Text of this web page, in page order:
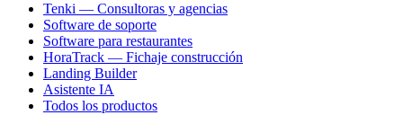
Tenki — Consultoras y agencias
Software de soporte
Software para restaurantes
HoraTrack — Fichaje construcción
Landing Builder
Asistente IA
Todos los productos